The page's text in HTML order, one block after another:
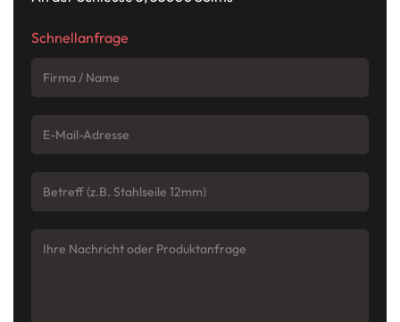
Schnellanfrage
Firma / Name
E-Mail-Adresse
Betreff
Ihre Nachricht